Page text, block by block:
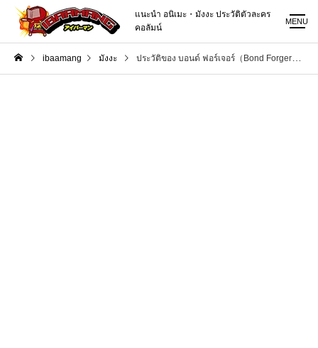
แนะนำ อนิเมะ・มังงะ ประวัติตัวละคร
คอลัมน์
MENU
ibaamang มังงะ ประวัติของ บอนด์ ฟอร์เจอร์（Bond Forger） ใน สปาย × แฟมิลี【SPY x FAMILY】